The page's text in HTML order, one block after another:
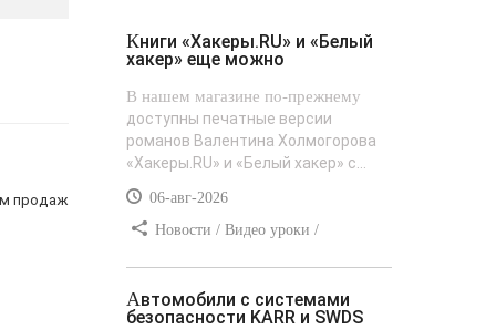
продаж
Книги «Хакеры.RU» и «Белый
хакер» еще можно
В нашем магазине по-прежнему
доступны печатные версии
романов Валентина Холмогорова
«Хакеры.RU» и «Белый хакер» с...
06-авг-2026
Новости / Видео уроки /
Автомобили с системами
безопасности KARR и SWDS